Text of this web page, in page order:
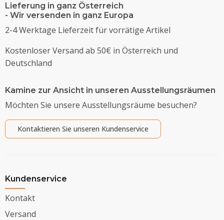
Lieferung in ganz Österreich
- Wir versenden in ganz Europa
2-4 Werktage Lieferzeit für vorrätige Artikel
Kostenloser Versand ab 50€ in Österreich und
Deutschland
Kamine zur Ansicht in unseren Ausstellungsräumen
Möchten Sie unsere Ausstellungsräume besuchen?
Kontaktieren Sie unseren Kundenservice
Kundenservice
Kontakt
Versand